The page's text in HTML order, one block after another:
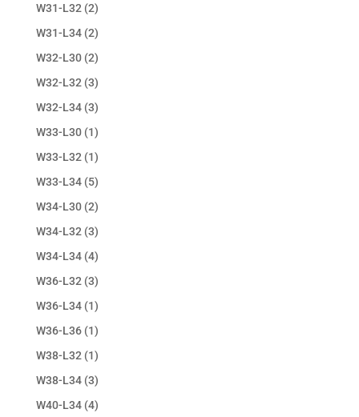
W31-L32 (2)
W31-L34 (2)
W32-L30 (2)
W32-L32 (3)
W32-L34 (3)
W33-L30 (1)
W33-L32 (1)
W33-L34 (5)
W34-L30 (2)
W34-L32 (3)
W34-L34 (4)
W36-L32 (3)
W36-L34 (1)
W36-L36 (1)
W38-L32 (1)
W38-L34 (3)
W40-L34 (4)